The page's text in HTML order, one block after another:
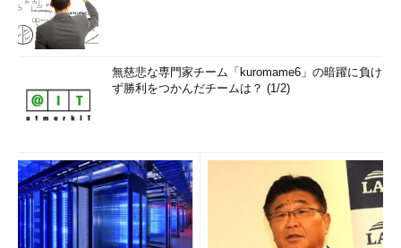
無慈悲な専門家チーム「kuromame6」の暗躍に負け
ず勝利をつかんだチームは？ (1/2)